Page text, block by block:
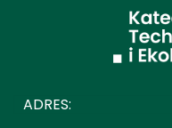
ADRES: